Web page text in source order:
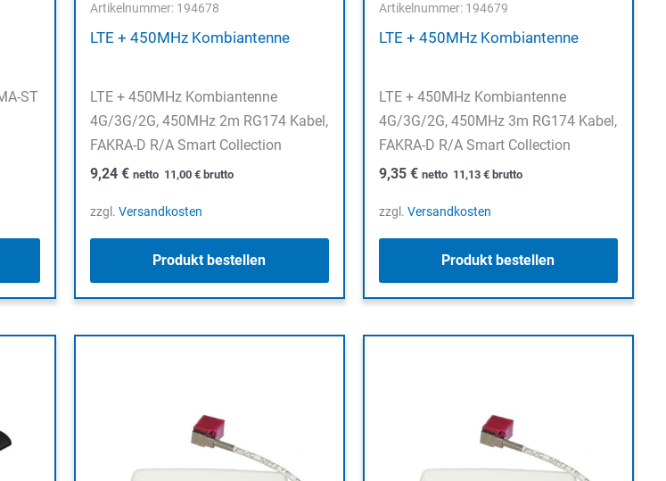
ST
Artikelnummer: 194678
LTE + 450MHz Kombiantenne
LTE + 450MHz Kombiantenne
4G/3G/2G, 450MHz 2m RG174 Kabel,
FAKRA-D R/A Smart Collection
9,24 € netto 11,00 €brutto
zzgl. Versandkosten
Produkt bestellen
Artikelnummer: 194679
LTE + 450MHz Kombiantenne
LTE + 450MHz Kombiantenne
4G/3G/2G, 450MHz 3m RG174 Kabel,
FAKRA-D R/A Smart Collection
9,35 € netto 11,13 €brutto
zzgl. Versandkosten
Produkt bestellen